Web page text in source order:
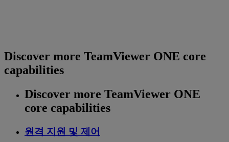
Discover more TeamViewer ONE core
capabilities
Discover more TeamViewer ONE
core capabilities
원격 지원 및 제어